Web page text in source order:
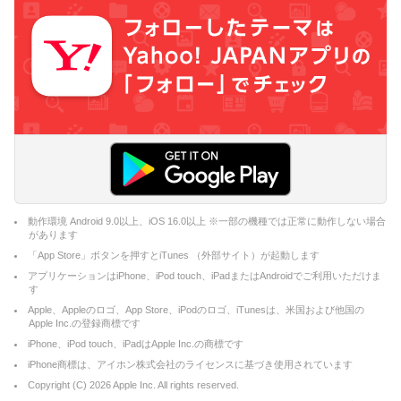
動作環境 Android 9.0以上、iOS 16.0以上 ※一部の機種では正常に動作しない場合
があります
「App Store」ボタンを押すとiTunes （外部サイト）が起動します
アプリケーションはiPhone、iPod touch、iPadまたはAndroidでご利用いただけま
す
Apple、Appleのロゴ、App Store、iPodのロゴ、iTunesは、米国および他国の
Apple Inc.の登録商標です
iPhone、iPod touch、iPadはApple Inc.の商標です
iPhone商標は、アイホン株式会社のライセンスに基づき使用されています
Copyright (C) 2026Apple Inc. All rights reserved.